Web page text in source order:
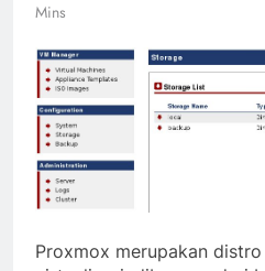
Mins
Proxmox merupakan